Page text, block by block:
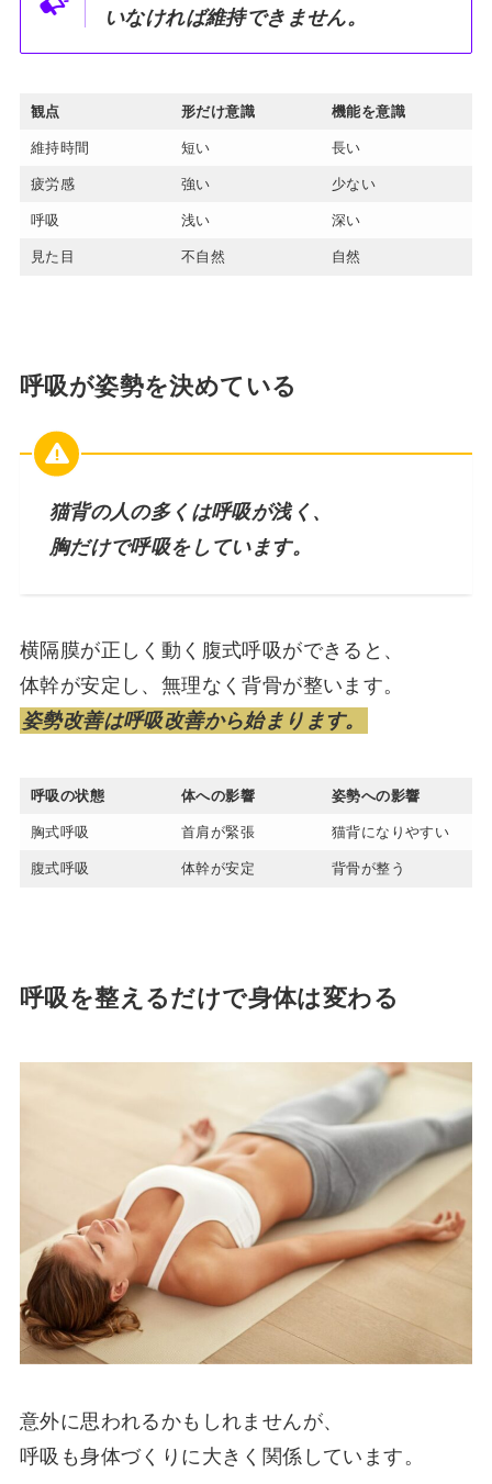
いなければ維持できません。
観点 形だけ意識 機能を意識
維持時間 短い 長い
疲労感 強い 少ない
呼吸 浅い 深い
見た目 不自然 自然
呼吸が姿勢を決めている
猫背の人の多くは呼吸が浅く、
胸だけで呼吸をしています。
横隔膜が正しく動く腹式呼吸ができると、
体幹が安定し、無理なく背骨が整います。
姿勢改善は呼吸改善から始まります。
呼吸の状態 体への影響 姿勢への影響
胸式呼吸 首肩が緊張 猫背になりやすい
腹式呼吸 体幹が安定 背骨が整う
呼吸を整えるだけで身体は変わる
意外に思われるかもしれませんが、
呼吸も身体づくりに大きく関係しています。